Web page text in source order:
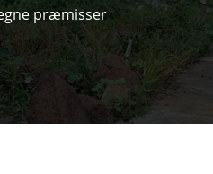
præmisser